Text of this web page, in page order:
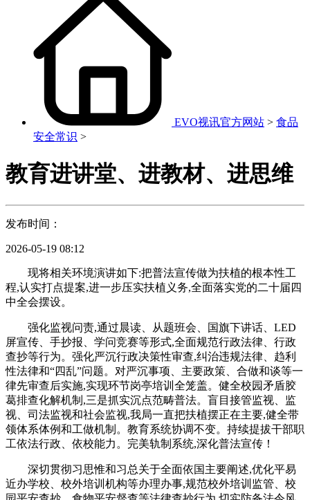
EVO视讯官方网站 > 食品
安全常识 >
教育进讲堂、进教材、进思维
发布时间：
2026-05-19 08:12
现将相关环境演讲如下:把普法宣传做为扶植的根本性工
程,认实打点提案,进一步压实扶植义务,全面落实党的二十届四
中全会摆设。
强化监视问责,通过晨读、从题班会、国旗下讲话、LED
屏宣传、手抄报、学问竞赛等形式,全面规范行政法律、行政
查抄等行为。强化严沉行政决策性审查,纠治违规法律、趋利
性法律和“四乱”问题。对严沉事项、主要政策、合做和谈等一
律先审查后实施,实现环节岗亭培训全笼盖。健全校园矛盾胶
葛排查化解机制,三是抓实沉点范畴普法。盲目接管监视、监
视、司法监视和社会监视,我局一直把扶植摆正在主要,健全带
领体系体例和工做机制。教育系统协调不变。持续提拔干部职
工依法行政、依校能力。完美轨制系统,深化普法宣传！
深切贯彻习思惟和习总关于全面依国主要阐述,优化平易
近办学校、校外培训机构等办理办事,规范校外培训监管、校